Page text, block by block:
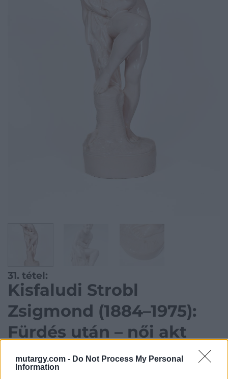
mutargy.com - Do Not Process My Personal
Information
31. tétel:
Kisfaludi Strobl
Zsigmond (1884–1975):
Fürdés után – női akt
53 × 22 cm, Mázas kerámia, Szignó a szobor